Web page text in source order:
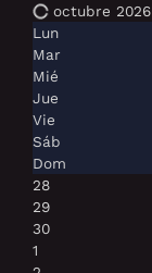
octubre 2026
Lun
Mar
Mié
Jue
Vie
Sáb
Dom
28
29
30
1